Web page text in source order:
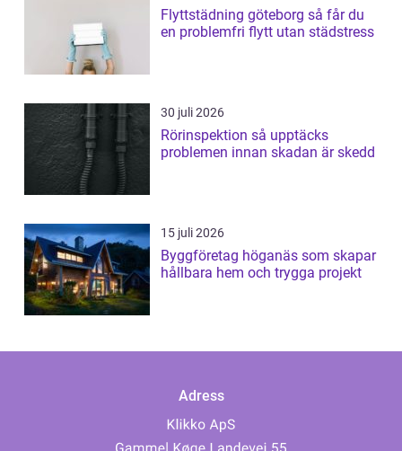
Flyttstädning göteborg så får du
en problemfri flytt utan städstress
30 juli 2026
Rörinspektion så upptäcks
problemen innan skadan är skedd
15 juli 2026
Byggföretag höganäs som skapar
hållbara hem och trygga projekt
Adress